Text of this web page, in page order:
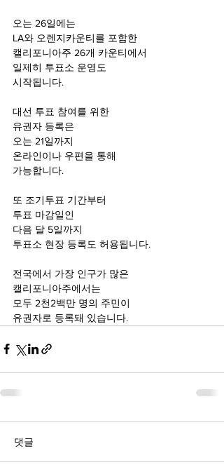
오는 26일에는
LA와 오렌지카운티를 포함한
캘리포니아주 26개 카운티에서
일제히 투표소 운영도
시작됩니다.
대선 투표 참여를 위한
유권자 등록은
오는 21일까지
온라인이나 우편을 통해
가능합니다.
또 조기투표 기간부터
투표 마감일인
다음 달 5일까지
투표소 현장 등록도 허용됩니다.
전국에서 가장 인구가 많은
캘리포니아주에서는
모두 2천2백만 명의 주민이
유권자로 등록돼 있습니다.
댓글